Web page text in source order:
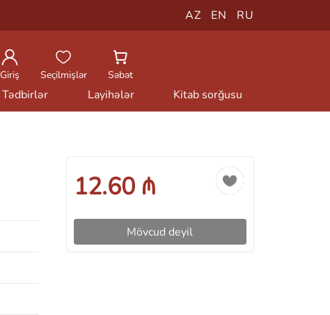
AZ EN RU
Giriş
Seçilmişlər Səbət
Tədbirlər Layihələr Kitab sorğusu
12.60 ₼
Mövcud deyil